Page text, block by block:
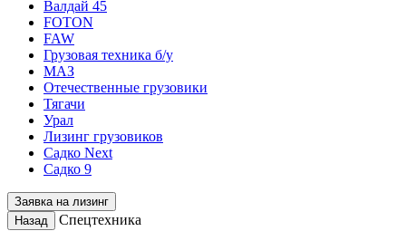
Валдай 45
FOTON
FAW
Грузовая техника б/у
МАЗ
Отечественные грузовики
Тягачи
Урал
Лизинг грузовиков
Садко Next
Садко 9
Заявка на лизинг
Назад
Спецтехника